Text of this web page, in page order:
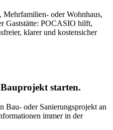
oder Wohnhaus,
Gaststätte: POCASIO hilft,
klarer und kostensicher
starten.
Bau- oder Sanierungsprojekt an
immer in der